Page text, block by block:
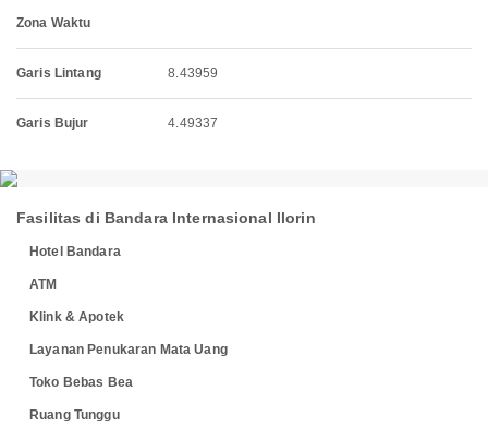
Zona Waktu
Garis Lintang 8.43959
Garis Bujur 4.49337
Fasilitas di Bandara Internasional Ilorin
Hotel Bandara
ATM
Klink & Apotek
Layanan Penukaran Mata Uang
Toko Bebas Bea
Ruang Tunggu